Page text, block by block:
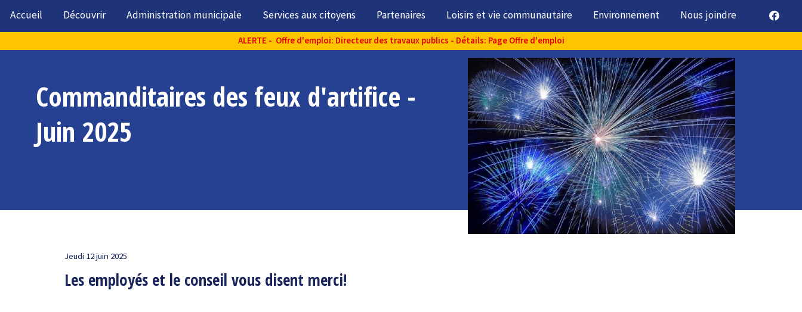
Accueil Découvrir Administration municipale Services aux citoyens Partenaires Loisirs et vie communautaire Environnement Nous joindre
ALERTE - Offre d'emploi: Directeur des travaux publics - Détails: Page Offre d'emploi
Commanditaires des feux d'artifice -
Juin 2025
Jeudi 12 juin 2025
Les employés et le conseil vous disent merci!